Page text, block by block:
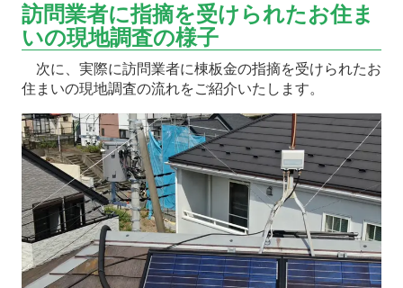
訪問業者に指摘を受けられたお住ま
いの現地調査の様子
次に、実際に訪問業者に棟板金の指摘を受けられたお
住まいの現地調査の流れをご紹介いたします。